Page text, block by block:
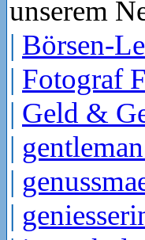
unserem
| Börsen-
| Fotograf
| Geld &
|
|
|